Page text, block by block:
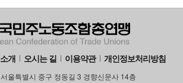
개 오시는 길 이용약관 개인정보처리방침
울특별시 중구 정동길 3 경향신문사 14층